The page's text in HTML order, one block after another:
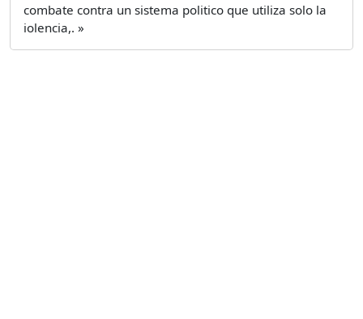
combate contra un sistema politico que utiliza solo la
iolencia,. »